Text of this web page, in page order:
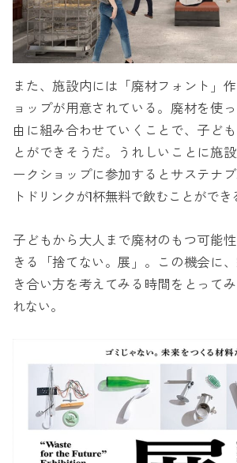
また、施設内には「廃材フォント」
ョップが用意されている。廃材を使
由に組み合わせていくことで、子ど
とができそうだ。うれしいことに施
ークショップに参加するとサステナ
トドリンクが1杯無料で飲むことができ
子どもから大人まで廃材のもつ可能
きる「捨てない。展」。この機会に
き合い方を考えてみる時間をとって
れない。